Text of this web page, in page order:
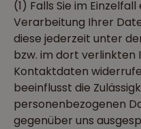
(1) Falls Sie im
Verarbeitung Ihrer
diese jederzeit unter
bzw. im dort
Kontaktdaten
beeinflusst die
personenbezogenen
gegenüber uns